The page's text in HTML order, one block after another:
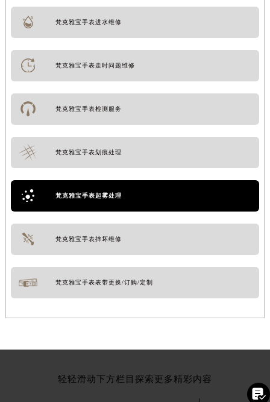
梵克雅宝手表进水维修
梵克雅宝手表走时问题维修
梵克雅宝手表检测服务
梵克雅宝手表划痕处理
梵克雅宝手表起雾处理
梵克雅宝手表摔坏维修
梵克雅宝手表表带更换/订购/定制
轻轻滑动下方栏目探索更多精彩内容
